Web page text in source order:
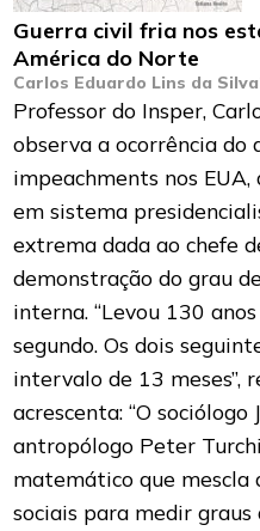
Guerra civil fria nos
América do Norte
Carlos Eduardo Lins da Silva
Professor do Insper,
observa a ocorrência do
impeachments nos
em sistema
extrema dada ao chefe
demonstração do grau
interna. “Levou 130
segundo. Os dois
intervalo de 13 meses”,
acrescenta: “O sociólogo
antropólogo Peter
matemático que mescla
sociais para medir